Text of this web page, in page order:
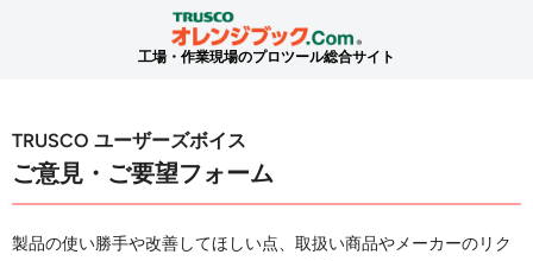
工場・作業現場のプロツール総合サイト
TRUSCO ユーザーズボイス
ご意見・ご要望フォーム
製品の使い勝手や改善してほしい点、取扱い商品やメーカーのリク